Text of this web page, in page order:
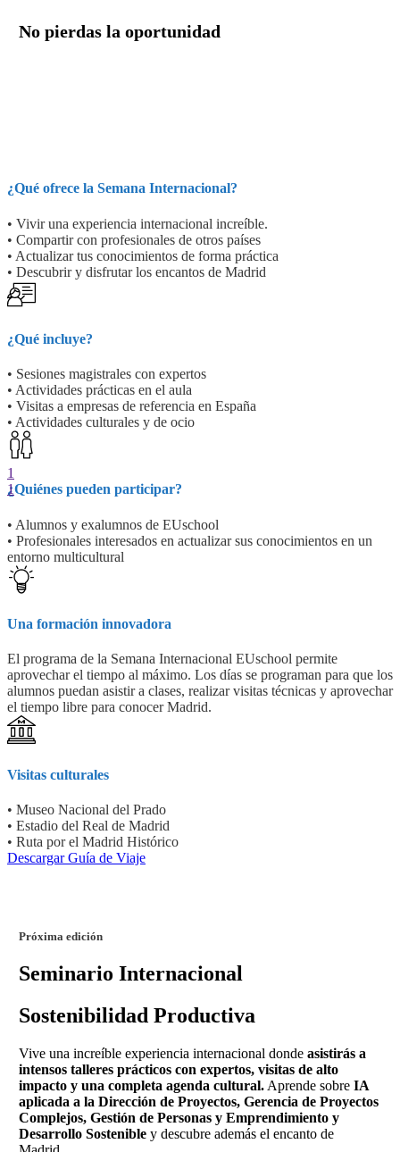
1
1
No pierdas la oportunidad
¿Qué ofrece la Semana Internacional?
• Vivir una experiencia internacional increíble.
• Compartir con profesionales de otros países
• Actualizar tus conocimientos de forma práctica
• Descubrir y disfrutar los encantos de Madrid
¿Qué incluye?
• Sesiones magistrales con expertos
• Actividades prácticas en el aula
• Visitas a empresas de referencia en España
• Actividades culturales y de ocio
¿Quiénes pueden participar?
• Alumnos y exalumnos de EUschool
• Profesionales interesados en actualizar sus conocimientos en un
entorno multicultural
Una formación innovadora
El programa de la Semana Internacional EUschool permite
aprovechar el tiempo al máximo. Los días se programan para que los
alumnos puedan asistir a clases, realizar visitas técnicas y aprovechar
el tiempo libre para conocer Madrid.
Visitas culturales
• Museo Nacional del Prado
• Estadio del Real de Madrid
• Ruta por el Madrid Histórico
Descargar Guía de Viaje
Próxima edición
Seminario Internacional
Sostenibilidad Productiva
Vive una increíbleexperiencia internacional dondeasistirás a
intensostalleres prácticos con expertos, visitas de alto
impacto y una completa agenda cultural. Aprende sobreIA
aplicada a la Dirección de Proyectos,Gerencia de Proyectos
Complejos, Gestión de Personas y Emprendimiento y
Desarrollo Sostenible y descubre además el encanto de